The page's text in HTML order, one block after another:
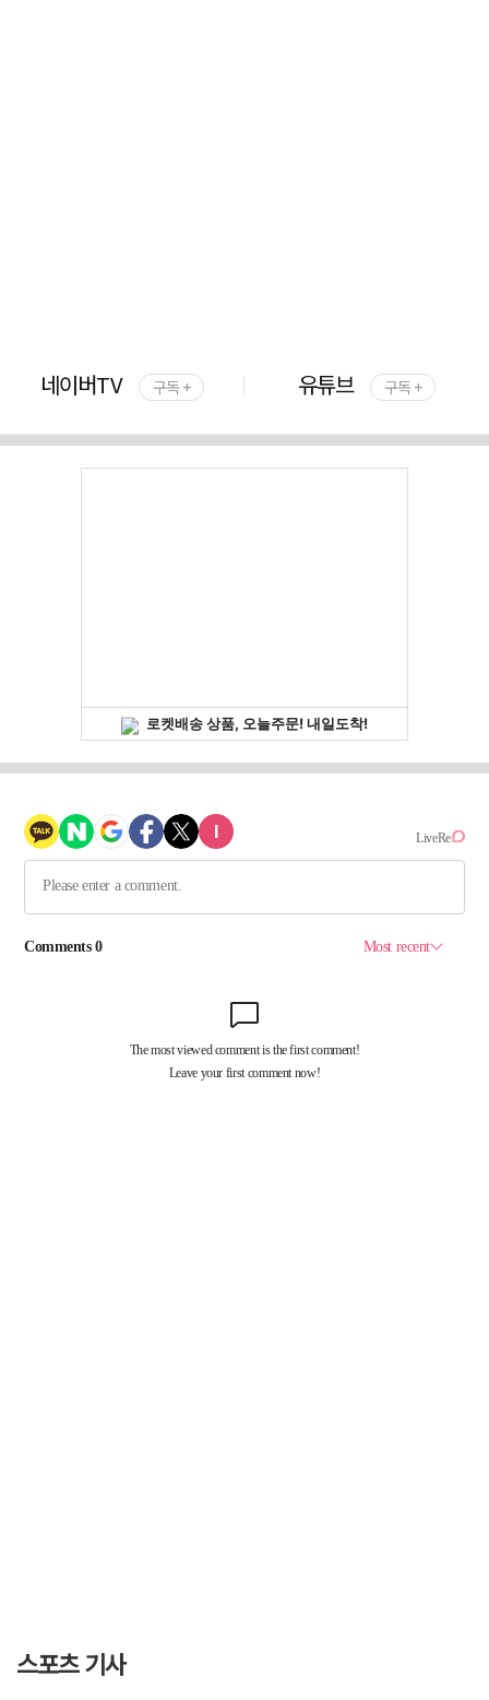
네이버TV 구독 + 유튜브 구독 +
스포츠 기사